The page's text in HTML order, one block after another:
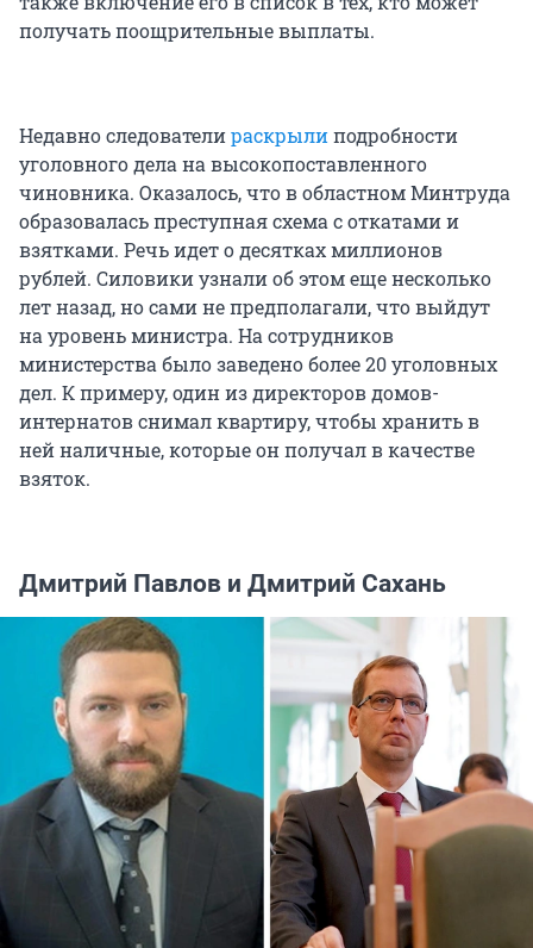
получать поощрительные выплаты.
Недавно следователираскрылиподробности
уголовного дела на высокопоставленного
чиновника. Оказалось, что в областном Минтруда
образовалась преступная схема с откатами и
взятками. Речь идет о десятках миллионов
рублей. Силовики узнали об этом еще несколько
лет назад, но сами не предполагали, что выйдут
на уровень министра. На сотрудников
министерства было заведено более 20 уголовных
дел. К примеру, один из директоров домов-
интернатов снимал квартиру, чтобы хранить в
ней наличные, которые он получал в качестве
взяток.
Дмитрий Павлов и Дмитрий Сахань